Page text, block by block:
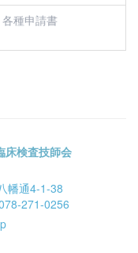
各種申請書
床検査技師会
幡通4-1-38
271-0256